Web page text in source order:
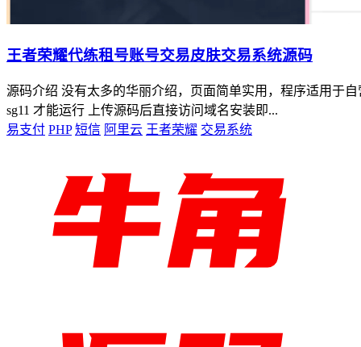
王者荣耀代练租号账号交易皮肤交易系统源码
源码介绍 没有太多的华丽介绍，页面简单实用，程序适用于
sg11 才能运行 上传源码后直接访问域名安装即...
易支付 PHP 短信 阿里云 王者荣耀 交易系统